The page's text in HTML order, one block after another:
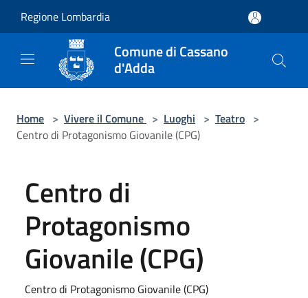
Regione Lombardia
Comune di Cassano
d'Adda
Home > Vivere il Comune > Luoghi > Teatro >
Centro di Protagonismo Giovanile (CPG)
Centro di
Protagonismo
Giovanile (CPG)
Centro di Protagonismo Giovanile (CPG)